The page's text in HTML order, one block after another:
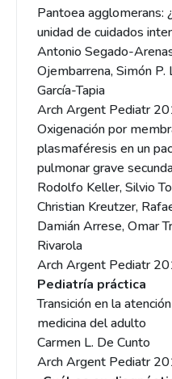
Pantoea agglomerans:
unidad de cuidados
Antonio Segado-
Ojembarrena, Simón
García-Tapia
Arch Argent Pediatr
Oxigenación por
plasmaféresis en un
pulmonar grave
Rodolfo Keller, Silvio
Christian Kreutzer,
Damián Arrese, Omar
Rivarola
Arch Argent Pediatr
Pediatría práctica
Transición en la
medicina del adulto
Carmen L. De Cunto
Arch Argent Pediatr